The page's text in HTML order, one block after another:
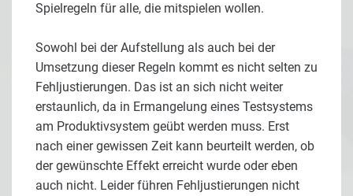
Spielregeln für alle, die mitspielen wollen.
Sowohl bei der Aufstellung als auch bei der
Umsetzung dieser Regeln kommt es nicht selten zu
Fehljustierungen. Das ist an sich nicht weiter
erstaunlich, da in Ermangelung eines Testsystems
am Produktivsystem geübt werden muss. Erst
nach einer gewissen Zeit kann beurteilt werden, ob
der gewünschte Effekt erreicht wurde oder eben
auch nicht. Leider führen Fehljustierungen nicht